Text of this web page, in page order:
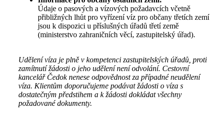
Údaje o pasových a vízových požadavcích včetně
přibližných lhůt pro vyřízení víz pro občany třetích zemí
jsou k dispozici u příslušných úřadů třetí země
(ministerstvo zahraničních věcí, zastupitelský úřad).
Udělení víza je plně v kompetenci zastupitelských úřadů, proti
zamítnutí žádosti o jeho udělení není odvolání. Cestovní
kancelář Čedok nenese odpovědnost za případné neudělení
víza. Klientům doporučujeme podávat žádosti o víza s
dostatečným předstihem a k žádosti dokládat všechny
požadované dokumenty.